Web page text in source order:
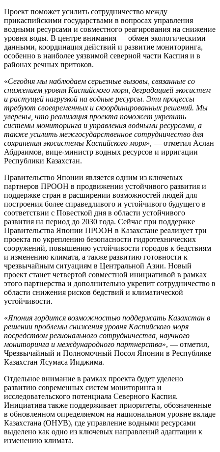
Проект поможет усилить сотрудничество между
прикаспийскими государствами в вопросах управления
водными ресурсами и совместного реагирования на снижение
уровня воды. В центре внимания — обмен экологическими
данными, координация действий и развитие мониторинга,
особенно в наиболее уязвимой северной части Каспия и в
районах речных притоков.
«Сегодня мы наблюдаем серьезные вызовы, связанные со
снижением уровня Каспийского моря, деградацией экосистем
и растущей нагрузкой на водные ресурсы. Эти процессы
требуют своевременных и скоординированных решений. Мы
уверены, что реализация проекта поможет укрепить
системы мониторинга и управления водными ресурсами, а
также усилить межгосударственное сотрудничество для
сохранения экосистемы Каспийского моря», — отметил Аслан
Абдраимов, вице-министр водных ресурсов и ирригации
Республики Казахстан.
Правительство Японии является одним из ключевых
партнеров ПРООН в продвижении устойчивого развития и
поддержке стран в расширении возможностей людей для
построения более справедливого и устойчивого будущего в
соответствии с Повесткой дня в области устойчивого
развития на период до 2030 года. Сейчас при поддержке
Правительства Японии ПРООН в Казахстане реализует три
проекта по укреплению безопасности гидротехнических
сооружений, повышению устойчивости городов к бедствиям
и изменению климата, а также развитию готовности к
чрезвычайным ситуациям в Центральной Азии. Новый
проект станет четвертой совместной инициативой в рамках
этого партнерства и дополнительно укрепит сотрудничество в
области снижения рисков бедствий и климатической
устойчивости.
«Япония гордится возможностью поддержать Казахстан в
решении проблемы снижения уровня Каспийского моря
посредством регионального сотрудничества, научного
мониторинга и международного партнерства», — отметил,
Чрезвычайный и Полномочный Посол Японии в Республике
Казахстан Ясумаса Ииджима.
Отдельное внимание в рамках проекта будет уделено
развитию современных систем мониторинга и
исследовательского потенциала Северного Каспия.
Инициатива также поддерживает приоритеты, обозначенные
в обновленном определяемом на национальном уровне вкладе
Казахстана (ОНУВ), где управление водными ресурсами
выделено как одно из ключевых направлений адаптации к
изменению климата.